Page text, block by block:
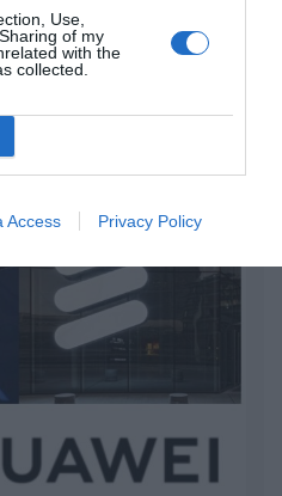
Use,
of my
with the
collected.
Access Privacy Policy